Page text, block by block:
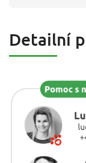
Detailní